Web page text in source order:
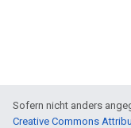
Sofern nicht anders
Creative Commons